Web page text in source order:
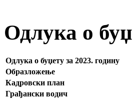
Одлука о
Одлука о буџету за 2023. годину
Образложење
Кадровски план
Грађански водич